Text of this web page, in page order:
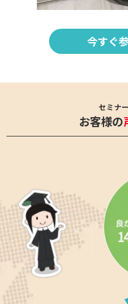
今すぐ
セミナ
お客様の